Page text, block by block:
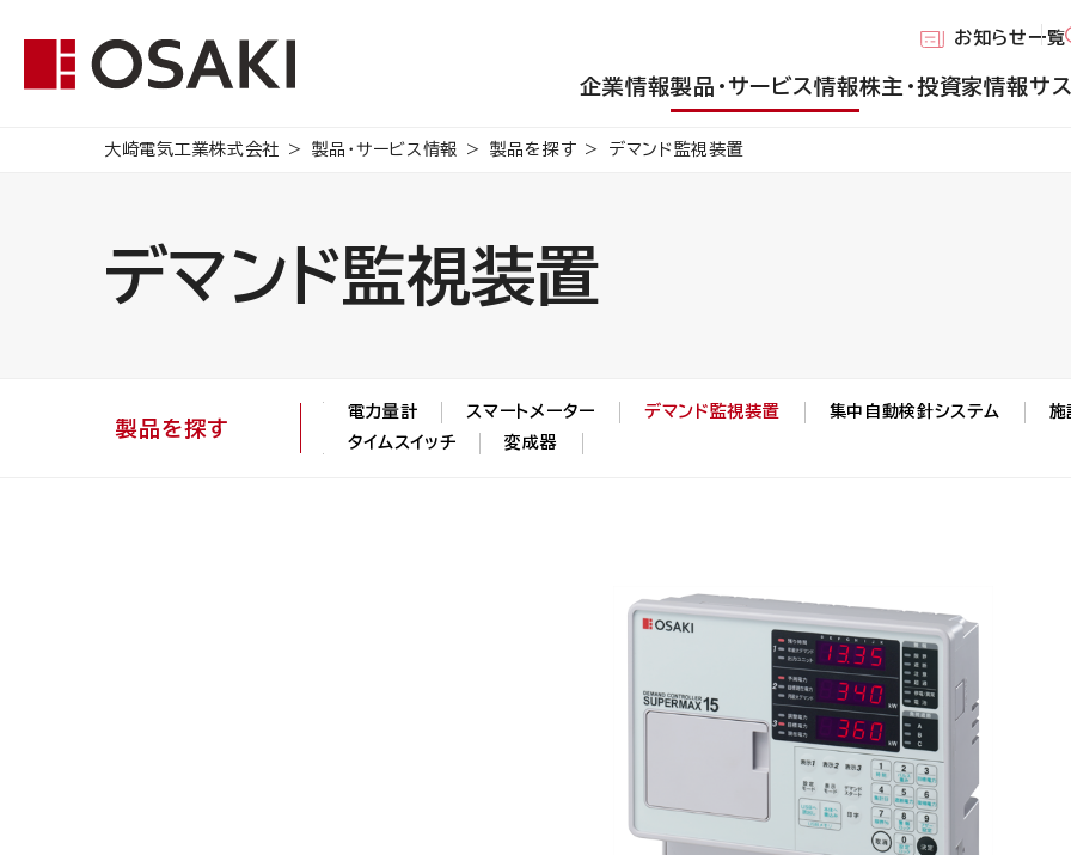
お知らせ一覧
企業情報製品・サービス情報株主・投資家情報サ
大崎電気工業株式会社 製品・サービス情報 製品を探す デマンド監視装置
デマンド監視装置
製品を探す
電力量計 スマートメーター デマンド監視装置 集中自動検針システム
施
タイムスイッチ
変成器